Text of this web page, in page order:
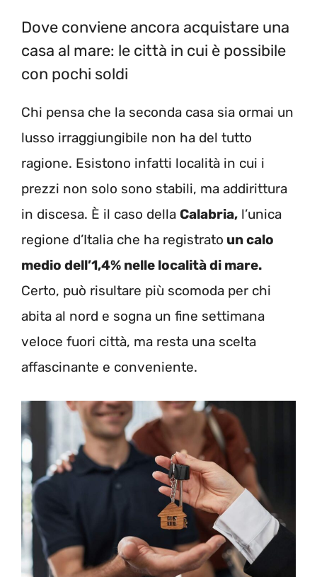
Dove conviene ancora acquistare una
casa al mare: le città in cui è possibile
con pochi soldi
Chi pensa che la seconda casa sia ormai un
lusso irraggiungibile non ha del tutto
ragione. Esistono infatti località in cui i
prezzi non solo sono stabili, ma addirittura
in discesa. È il caso della Calabria, l’unica
regione d’Italia che ha registrato un calo
medio dell’1,4% nelle località di mare.
Certo, può risultare più scomoda per chi
abita al nord e sogna un fine settimana
veloce fuori città, ma resta una scelta
affascinante e conveniente.